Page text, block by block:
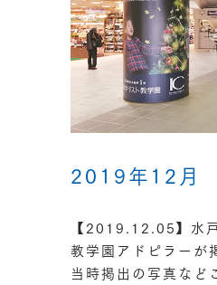
2019年12月
【2019.12.05】水
教学園アドピラーが
当時掲出の写真など